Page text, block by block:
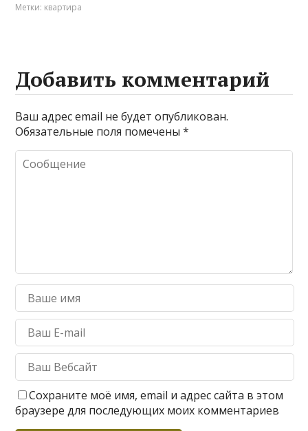
Метки: квартира
Добавить комментарий
Ваш адрес email не будет опубликован.
Обязательные поля помечены*
Сохраните моё имя, email и адрес сайта в этом
браузере для последующих моих комментариев